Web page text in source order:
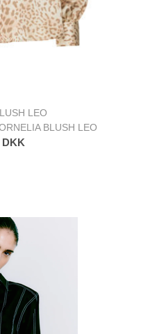
LEO
BLUSH LEO
DKK